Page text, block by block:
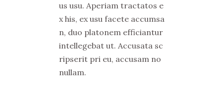
us usu. Aperiam tractatos e
x his, ex usu facete accumsa
n, duo platonem efficiantur
intellegebat ut. Accusata sc
ripserit pri eu, accusam no
nullam.